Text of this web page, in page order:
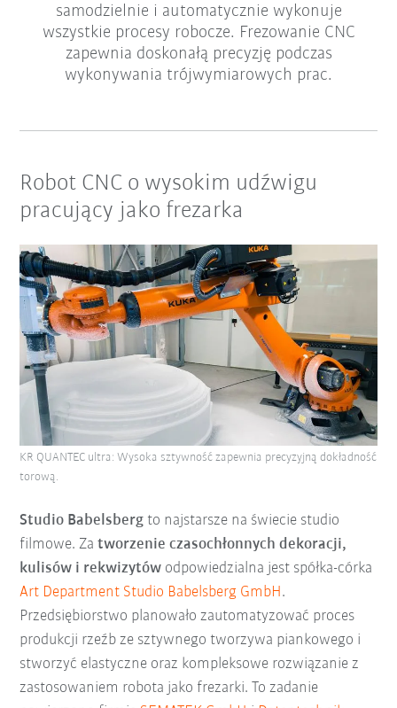
samodzielnie i automatycznie wykonuje
wszystkie procesy robocze. Frezowanie CNC
zapewnia doskonałą precyzję podczas
wykonywania trójwymiarowych prac.
Robot CNC o wysokim udźwigu
pracujący jako frezarka
Studio Babelsberg to najstarsze na świecie studio
filmowe. Zatworzenie czasochłonnych dekoracji,
kulisów i rekwizytów odpowiedzialna jest spółka-córka
Art Department Studio Babelsberg GmbH.
Przedsiębiorstwo planowało zautomatyzować proces
produkcji rzeźb ze sztywnego tworzywa piankowego i
stworzyć elastyczne oraz kompleksowe rozwiązanie z
zastosowaniem robota jako frezarki. To zadanie
KR QUANTEC ultra: Wysoka sztywność zapewnia precyzyjną dokładność
torową.